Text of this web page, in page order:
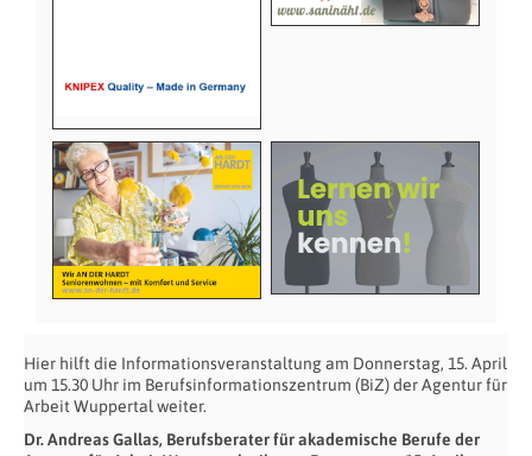
Hier hilft die Informationsveranstaltung am Donnerstag, 15. April
um 15.30 Uhr im Berufsinformationszentrum (BiZ) der Agentur für
Arbeit Wuppertal weiter.
Dr. Andreas Gallas, Berufsberaterfür akademische Berufe der